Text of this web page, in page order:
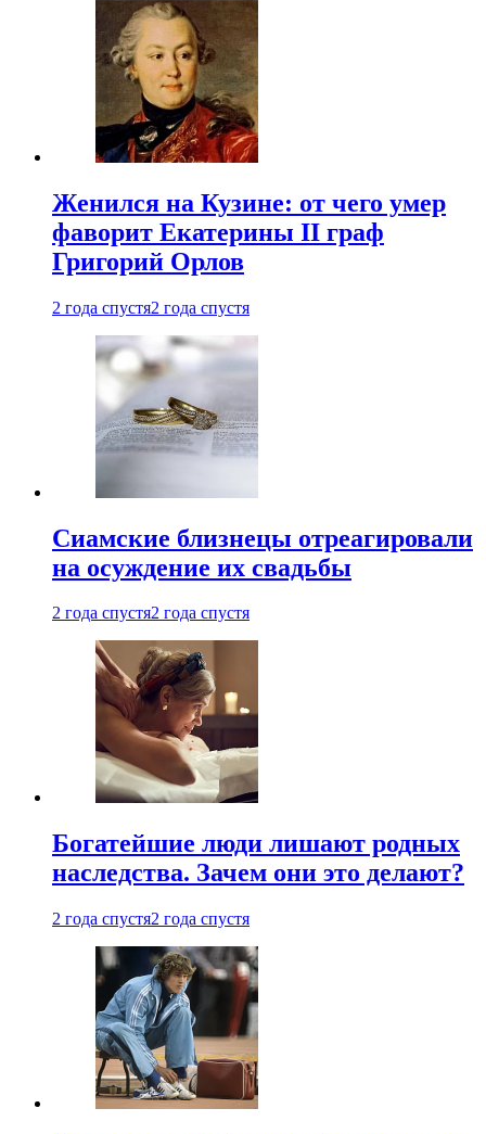
Женился на Кузине: от чего умер
фаворит Екатерины II граф
Григорий Орлов
2 года спустя2 года спустя
Cиамские близнецы отреагировали
на осуждение их свадьбы
2 года спустя2 года спустя
Богатейшие люди лишают родных
наследства. Зачем они это делают?
2 года спустя2 года спустя